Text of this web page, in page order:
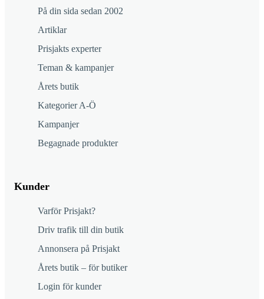
På din sida sedan 2002
Artiklar
Prisjakts experter
Teman & kampanjer
Årets butik
Kategorier A-Ö
Kampanjer
Begagnade produkter
Kunder
Varför Prisjakt?
Driv trafik till din butik
Annonsera på Prisjakt
Årets butik – för butiker
Login för kunder